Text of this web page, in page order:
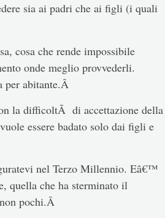
sia ai padri che ai figli (i quali
cosa che rende impossibile
onde meglio provvederli.
per abitante.Â
la difficoltÃ di accettazione della
essere badato solo dai figli e
nel Terzo Millennio. Eâ€™
quella che ha sterminato il
pochi.Â